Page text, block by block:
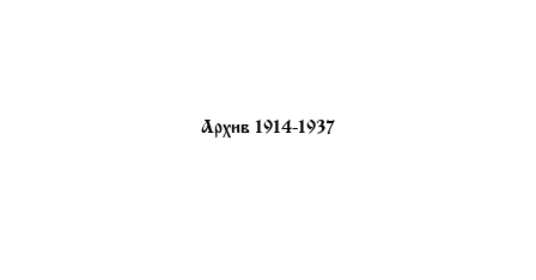
Архив 1914-1937